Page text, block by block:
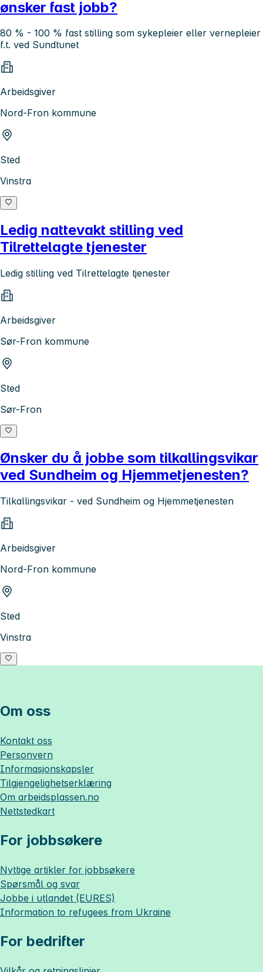
ønsker fast jobb?
80 % - 100 % fast stilling som sykepleier eller vernepleier
f.t. ved Sundtunet
Arbeidsgiver
Nord-Fron kommune
Sted
Vinstra
Ledig nattevakt stilling ved
Tilrettelagte tjenester
Ledig stilling ved Tilrettelagte tjenester
Arbeidsgiver
Sør-Fron kommune
Sted
Sør-Fron
Ønsker du å jobbe som tilkallingsvikar
ved Sundheim og Hjemmetjenesten?
Tilkallingsvikar - ved Sundheim og Hjemmetjenesten
Arbeidsgiver
Nord-Fron kommune
Sted
Vinstra
Om oss
Kontakt oss
Personvern
Informasjonskapsler
Tilgjengelighetserklæring
Om arbeidsplassen.no
Nettstedkart
For jobbsøkere
Nyttige artikler for jobbsøkere
Spørsmål og svar
Jobbe i utlandet (EURES)
Information to refugees from Ukraine
For bedrifter